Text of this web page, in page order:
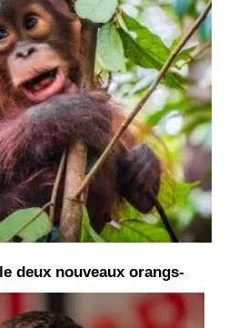
deux nouveaux orangs-